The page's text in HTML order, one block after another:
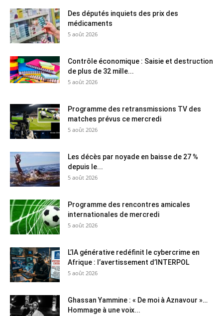
Des députés inquiets des prix des
médicaments
5 août 2026
Contrôle économique : Saisie et destruction
de plus de 32 mille...
5 août 2026
Programme des retransmissions TV des
matches prévus ce mercredi
5 août 2026
Les décès par noyade en baisse de 27 %
depuis le...
5 août 2026
Programme des rencontres amicales
internationales de mercredi
5 août 2026
L’IA générative redéfinit le cybercrime en
Afrique : l’avertissement d’INTERPOL
5 août 2026
Ghassan Yammine : « De moi à Aznavour »…
Hommage à une voix...